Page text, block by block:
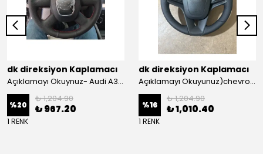
dk direksiyon Kaplamacı
Açıklamayı Okuynuz- Audi A3 Sportback Araca Özel Direksiyon Kılıfı Kırmızı Ipli
%20
₺ 1,204.90
₺ 967.20
1 RENK
dk direksiyon Kaplamacı
Açıklamayı Okuyunuz)chevrolet Aveo Lt-ls Araca Özel Direksiyon Kılıfı (plastik Kapaksız Direksiyon
%16
₺ 1,204.90
₺ 1,010.40
1 RENK